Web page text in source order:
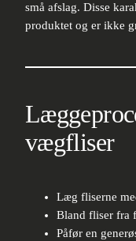
små afslag. Disse
produktet og er ikke
vægfliser
Læg fliserne
Bland fliser fra
Påfør en